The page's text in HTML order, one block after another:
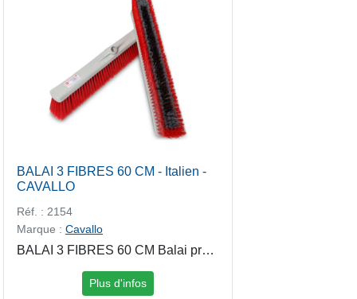
BALAI 3 FIBRES 60 CM - Italien -
CAVALLO
Réf. : 2154
Marque : Cavallo
BALAI 3 FIBRES 60 CM Balai professionnel 3 fibres 60cm, idéal pour le balayage efficace des sols intérieurs et extérieurs. Ses fibres combinées assurent un ramassage optimal des poussières fines et des saletés plus lourdes. Robuste et performant pour un usage intensif. Références de manches conseillés : 749 - Manche Bois Vernis 1m30 : https://www.polydis.net/produit/749 4378 - Manche Aluminium 1m50 : https://www.polydis.net/recherche?q=4378
Plus d'infos